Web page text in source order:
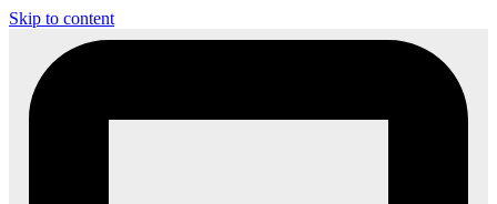
Skip to content